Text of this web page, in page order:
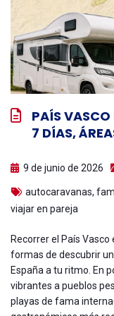
PAÍS
7 DÍAS,
9 de junio de 2026
autocaravanas,
viajar en pareja
Recorrer el País
formas de descubrir
España a tu ritmo. En
vibrantes a pueblos
playas de fama